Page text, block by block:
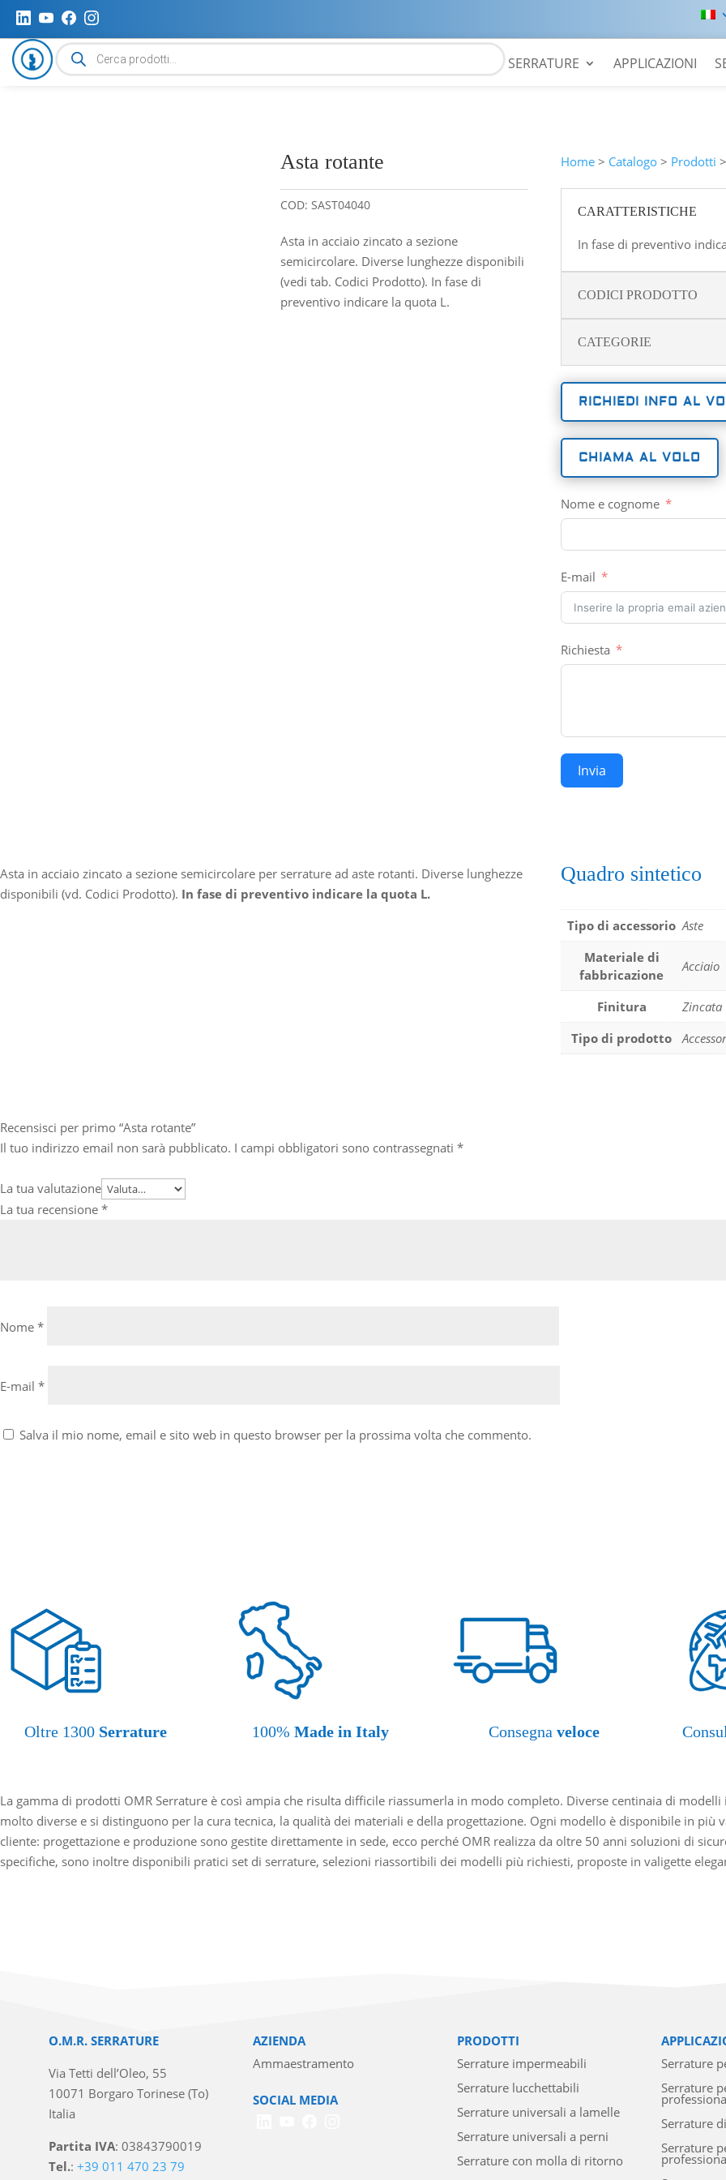
Ricerca
prodotti SERRATURE APPLICAZIONI
Asta rotante
COD: SAST04040
Asta in acciaio zincato a sezione
semicircolare. Diverse lunghezze disponibili
(vedi tab. Codici Prodotto). In fase di
preventivo indicare la quota L.
Home > Catalogo > Prodotti
CARATTERISTICHE
In fase di preventivo
CODICI PRODOTTO
CATEGORIE
RICHIEDI INFO AL
CHIAMA AL VOLO
Nome e cognome
E-mail
Richiesta
Invia
Asta in acciaio zincato a sezione semicircolare per serrature ad aste rotanti. Diverse lunghezze
disponibili (vd. Codici Prodotto). In fase di preventivo indicare la quota L.
Quadro sintetico
Tipo di accessorio Aste
Materiale di
fabbricazione
Acciaio
Finitura
Zincata
Tipo di prodotto
Recensisci per primo “Asta rotante”
Il tuo indirizzo email non sarà pubblicato. I campi obbligatori sono contrassegnati *
La tua valutazione
La tua recensione *
Nome *
E-mail *
Salva il mio nome, email e sito web in questo browser per la prossima volta che commento.
Oltre 1300 Serrature 100% Made in Italy Consegnaveloce
La gamma di prodotti OMR Serrature è così ampia che risulta difficile riassumerla in modo completo. Diverse centinaia di
molto diverse e si distinguono per la cura tecnica, la qualità dei materiali e della progettazione. Ogni modello è disponibile in più
cliente: progettazione e produzione sono gestite direttamente in sede, ecco perché OMR realizza da oltre 50 anni soluzioni di
specifiche, sono inoltre disponibili pratici set di serrature, selezioni riassortibili dei modelli più richiesti, proposte in valigette
O.M.R. SERRATURE
Via Tetti dell’Oleo, 55
10071 Borgaro Torinese (To)
Italia
Partita IVA: 03843790019
Tel.:+39 011 470 23 79
AZIENDA
Ammaestramento
SOCIAL MEDIA
PRODOTTI
Serrature impermeabili
Serrature lucchettabili
Serrature universali a lamelle
Serrature universali a perni
Serrature con molla di ritorno
Serrature
Serrature
Serrature
Serrature